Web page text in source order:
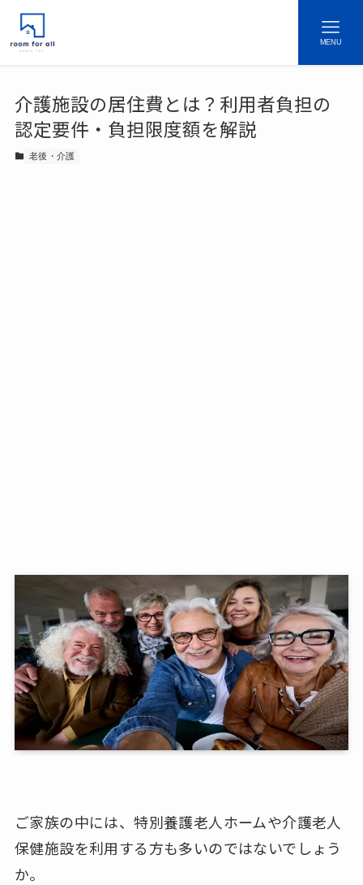
MENU
介護施設の居住費とは？利用者負担の
認定要件・負担限度額を解説
老後・介護
ご家族の中には、特別養護老人ホームや介護老人
保健施設を利用する方も多いのではないでしょう
か。